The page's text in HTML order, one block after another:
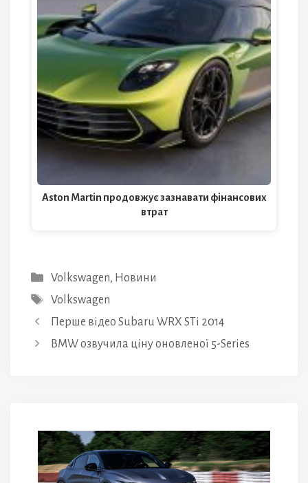
Aston Martin продовжує зазнавати фінансових
втрат
Категорії
Volkswagen, Новини
Позначки
Volkswagen
Перше відео Subaru WRX STi 2014
BMW озвучила ціну оновленої 5-Series